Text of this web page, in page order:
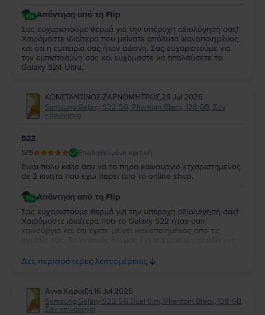
Απάντηση από τη Flip
Σας ευχαριστούμε θερμά για την υπέροχη αξιολόγησή σας!
Χαιρόμαστε ιδιαίτερα που μείνατε απόλυτα ικανοποιημένος
και ότι η εμπειρία σας ήταν άψογη. Σας ευχαριστούμε για
την εμπιστοσύνη σας και ευχόμαστε να απολαύσετε το
Galaxy S24 Ultra.
ΚΩΝΣΤΑΝΤΙΝΟΣ ΖΑΡΝΟΜΉΤΡΟΣ,29 Jul 2026
Samsung Galaxy S22 5G, Phantom Black, 128 GB, Σαν
καινούργιο
S22
5/5 Επαληθευμένη κριτική
Ειναι πολυ καλο σαν να το πηρα καινουργιο ετχαριστημενος
σε 3 κινητα που εχω παρει απο το online shop.
Απάντηση από τη Flip
Σας ευχαριστούμε θερμά για την υπέροχη αξιολόγησή σας!
Χαιρόμαστε ιδιαίτερα που το Galaxy S22 ήταν σαν
καινούργια και ότι έχετε μείνει ικανοποιημένος από τις
ειλικρινά για τη στήριξή σας. Σας ευχόμαστε να απολαύσετε
τη νέα σας συσκευή και θα χαρούμε να σας
Δες περισσότερες λεπτομέρειες
Αννα Καρνεζη,16 Jul 2026
Samsung Galaxy S22 5G Dual Sim, Phantom Black, 128 GB,
Σαν καινούργιο